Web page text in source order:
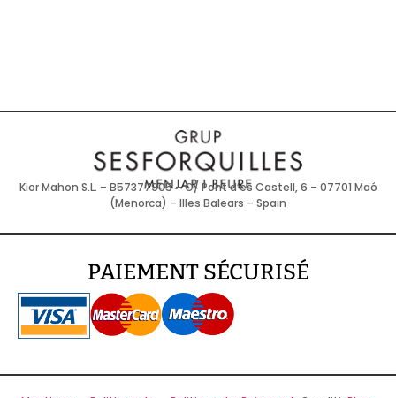
Kior Mahon S.L. – B57377905 – C/ Pont d’es Castell, 6 – 07701 Maó
(Menorca) – Illes Balears – Spain
PAIEMENT SÉCURISÉ